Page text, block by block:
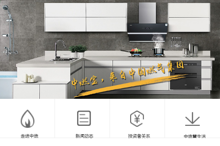
走进中燃 新闻动态 投资者关系 中燃慧生活